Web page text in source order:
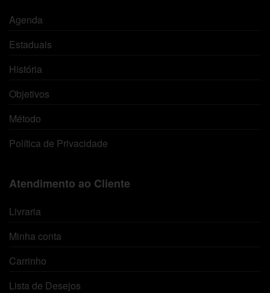
Agenda
Estaduais
História
Objetivos
Método
Política de Privacidade
Atendimento ao Cliente
Livraria
Minha conta
Carrinho
Lista de Desejos